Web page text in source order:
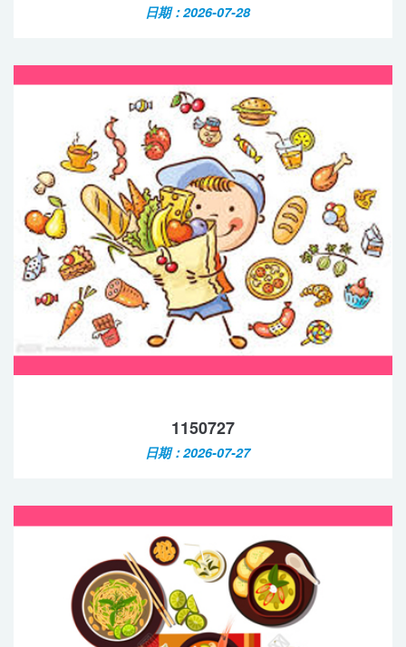
日期：2026-07-28
1150727
日期：2026-07-27